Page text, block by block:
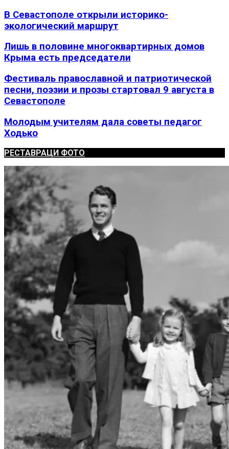
В Севастополе открыли историко-
экологический маршрут
Лишь в половине многоквартирных домов
Крыма есть председатели
Фестиваль православной и патриотической
песни, поэзии и прозы стартовал 9 августа в
Севастополе
Молодым учителям дала советы педагог
Ходько
РЕСТАВРАЦИ ФОТО